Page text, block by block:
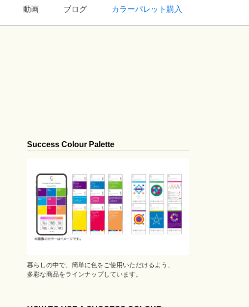
動画 ブログ カラーパレット購入
Success Colour Palette
暮らしの中で、簡単に色をご使用いただけるよう、
多彩な商品をラインナップしています。